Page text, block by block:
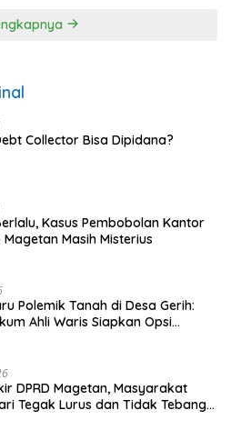
Collector Bisa Dipidana?
Kasus Pembobolan Kantor
Masih Misterius
Polemik Tanah di Desa Gerih:
Ahli Waris Siapkan Opsi
DPRD Magetan, Masyarakat
Tegak Lurus dan Tidak Tebang